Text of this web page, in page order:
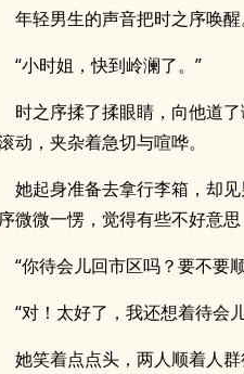
年轻男生的声音把时之序唤醒
“小时姐，快到岭澜了。”
时之序揉了揉眼睛，向他道
动，夹杂着急切与喧哗。
她起身准备去拿行李箱，却
微微一愣，觉得有些不好意思
“你待会儿回市区吗？要不要
“对！太好了，我还想着待会
她笑着点点头，两人顺着人